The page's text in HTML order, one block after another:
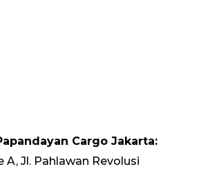
Cargo Jakarta:
A, Jl. Pahlawan Revolusi